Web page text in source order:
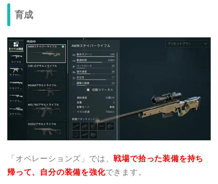
育成
「オペレーションズ」では、戦場で拾った装備を持ち
帰って、自分の装備を強化できます。